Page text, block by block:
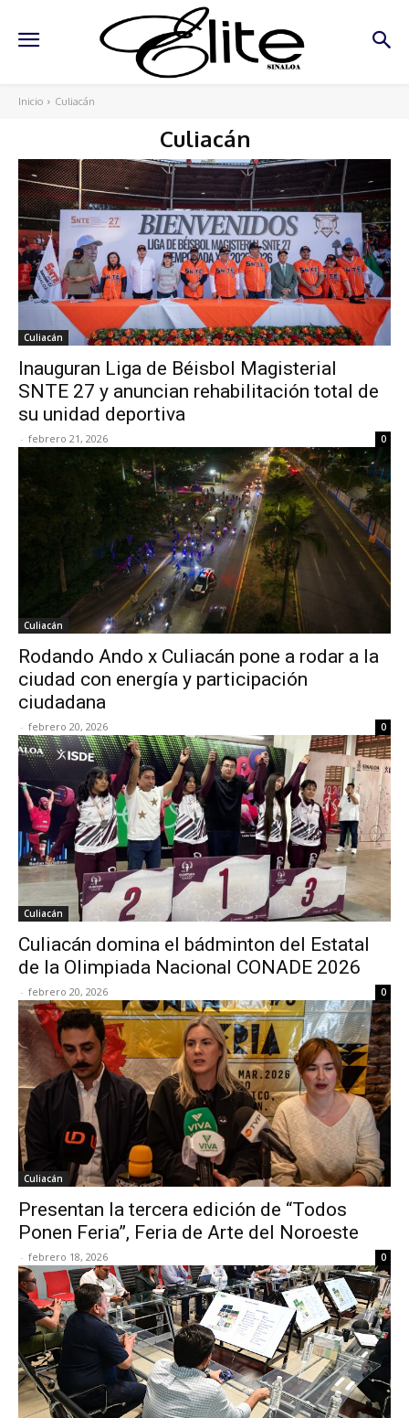
Inicio Culiacán
Culiacán
Culiacán
Inauguran Liga de Béisbol Magisterial
SNTE 27 y anuncian rehabilitación total de
su unidad deportiva
- febrero 21, 2026 0
Culiacán
Rodando Ando x Culiacán pone a rodar a la
ciudad con energía y participación
ciudadana
- febrero 20, 2026 0
Culiacán
Culiacán domina el bádminton del Estatal
de la Olimpiada Nacional CONADE 2026
- febrero 20, 2026 0
Culiacán
Presentan la tercera edición de “Todos
Ponen Feria”, Feria de Arte del Noroeste
- febrero 18, 2026 0